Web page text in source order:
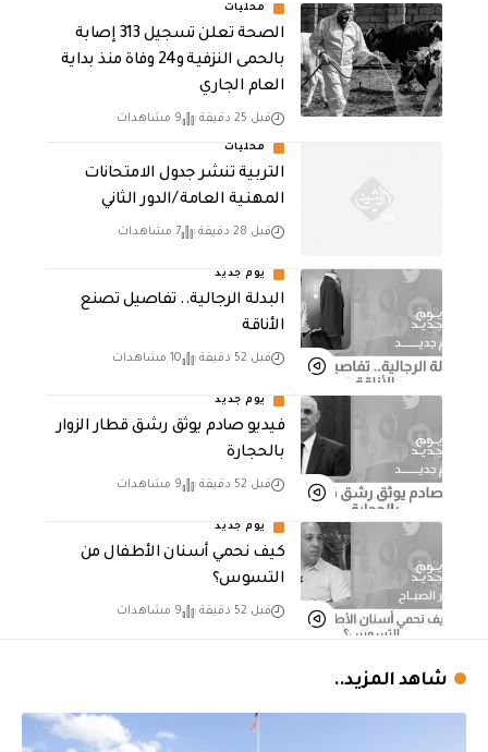
محليات
الصحة تعلن تسجيل 313 إصابة
بالحمى النزفية و24 وفاة منذ بداية
العام الجاري
قبل 25 دقيقة 9 مشاهدات
محليات
التربية تنشر جدول الامتحانات
المهنية العامة /الدور الثاني
قبل 28 دقيقة 7 مشاهدات
يوم جديد
البدلة الرجالية.. تفاصيل تصنع
الأناقة
قبل 52 دقيقة 10 مشاهدات
يوم جديد
فيديو صادم يوثق رشق قطار الزوار
بالحجارة
قبل 52 دقيقة 9 مشاهدات
يوم جديد
كيف نحمي أسنان الأطفال من
التسوس؟
قبل 52 دقيقة 9 مشاهدات
شاهد المزيد..